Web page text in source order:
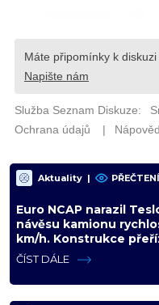
Aktuality |
Euro NCAP narazil
návěsu kamionu
km/h. Konstrukce
kabinu, figurína neměla
ČÍST DÁLE